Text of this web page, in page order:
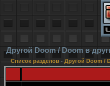
Другой Doom / Doom в
Список разделов - Другой Doom /